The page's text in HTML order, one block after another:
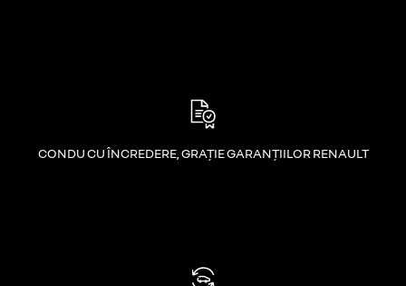
CONDU CU ÎNCREDERE, GRAȚIE GARANȚIILOR RENAULT